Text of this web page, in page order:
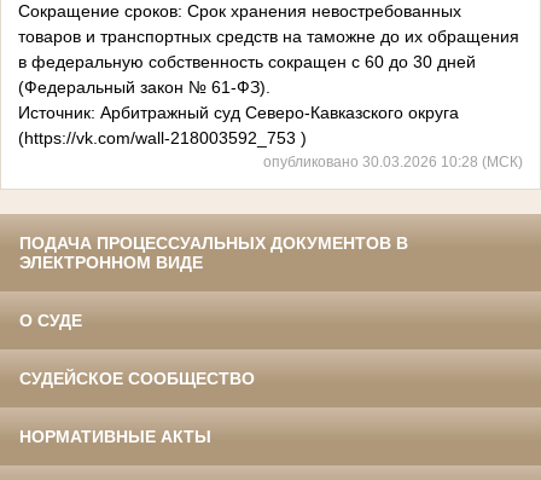
Сокращение сроков: Срок хранения невостребованных
товаров и транспортных средств на таможне до их обращения
в федеральную собственность сокращен с 60 до 30 дней
(Федеральный закон № 61-ФЗ).
Источник: Арбитражный суд Северо-Кавказского округа
(https://vk.com/wall-218003592_753 )
опубликовано 30.03.2026 10:28 (МСК)
ПОДАЧА ПРОЦЕССУАЛЬНЫХ ДОКУМЕНТОВ В
ЭЛЕКТРОННОМ ВИДЕ
О СУДЕ
СУДЕЙСКОЕ СООБЩЕСТВО
НОРМАТИВНЫЕ АКТЫ